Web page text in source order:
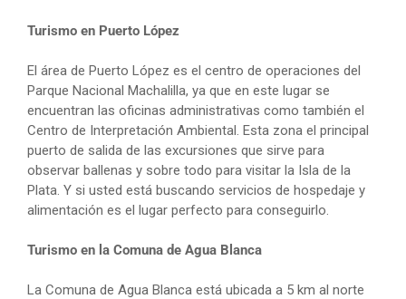
Turismo en Puerto López
El área de Puerto López es el centro de operaciones del
Parque Nacional Machalilla, ya que en este lugar se
encuentran las oficinas administrativas como también el
Centro de Interpretación Ambiental. Esta zona el principal
puerto de salida de las excursiones que sirve para
observar ballenas y sobre todo para visitar la Isla de la
Plata. Y si usted está buscando servicios de hospedaje y
alimentación es el lugar perfecto para conseguirlo.
Turismo en la Comuna de Agua Blanca
La Comuna de Agua Blanca está ubicada a 5 km al norte